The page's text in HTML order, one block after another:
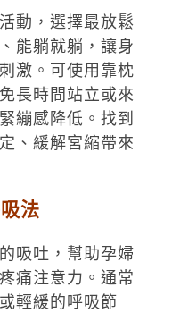
動，選擇最放鬆
能躺就躺，讓身
激。可使用靠枕
長時間站立或來
繃感降低。找到
、緩解宮縮帶來
法
吸吐，幫助孕婦
痛注意力。通常
輕緩的呼吸節